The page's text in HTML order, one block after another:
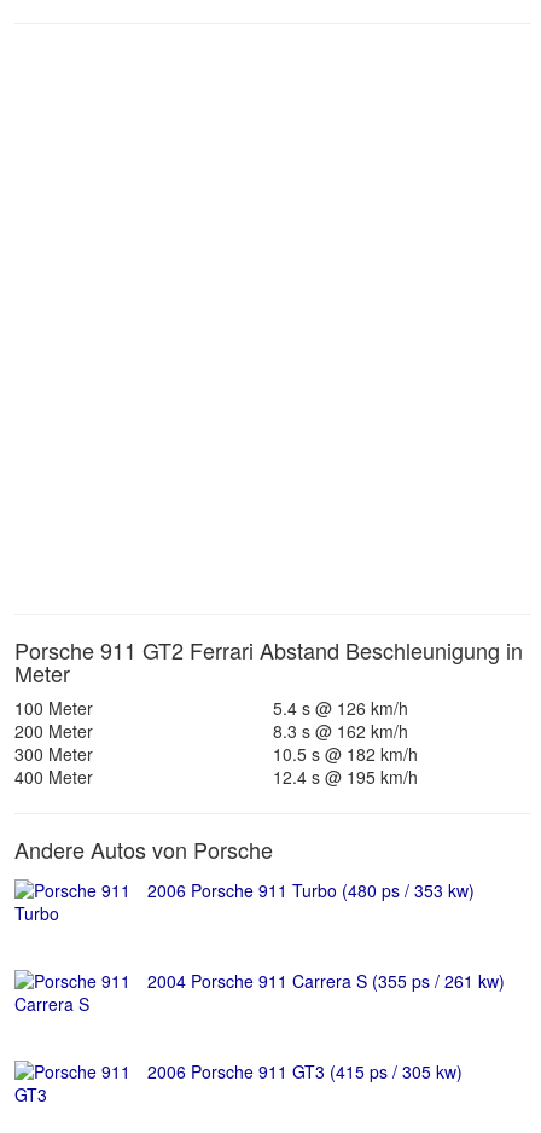
Porsche 911 GT2 Ferrari Abstand Beschleunigung in
Meter
100 Meter
5.4 s @ 126 km/h
200 Meter
8.3 s @ 162 km/h
300 Meter
10.5 s @ 182 km/h
400 Meter
12.4 s @ 195 km/h
Andere Autos von Porsche
2006 Porsche 911 Turbo (480 ps / 353 kw)
2004 Porsche 911 Carrera S (355 ps / 261 kw)
2006 Porsche 911 GT3 (415 ps / 305 kw)